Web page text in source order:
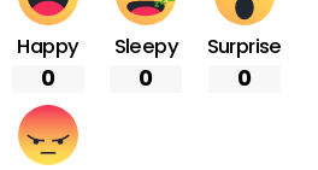
Happy
0
Sleepy
0
Surprise
0